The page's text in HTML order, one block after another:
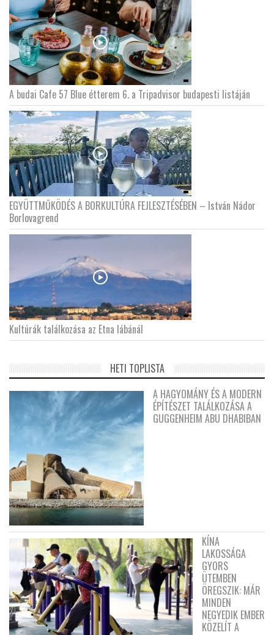
A budai Cafe 57 Blue étterem 6. a Tripadvisor budapesti listáján
EGYÜTTMŰKÖDÉS A BORKULTÚRA FEJLESZTÉSÉBEN – István Nádor
Borlovagrend
Kultúrák találkozása az Etna lábánál
HETI TOPLISTA
A HAGYOMÁNY ÉS A MODERN
ÉPÍTÉSZET TALÁLKOZÁSA A
GUGGENHEIM ABU DHABIBAN
KÍNA
LAKOSSÁGA
GYORS
ÜTEMBEN
ÖREGSZIK: MÁR
MINDEN
NEGYEDIK EMBER
KÖZELÍT A